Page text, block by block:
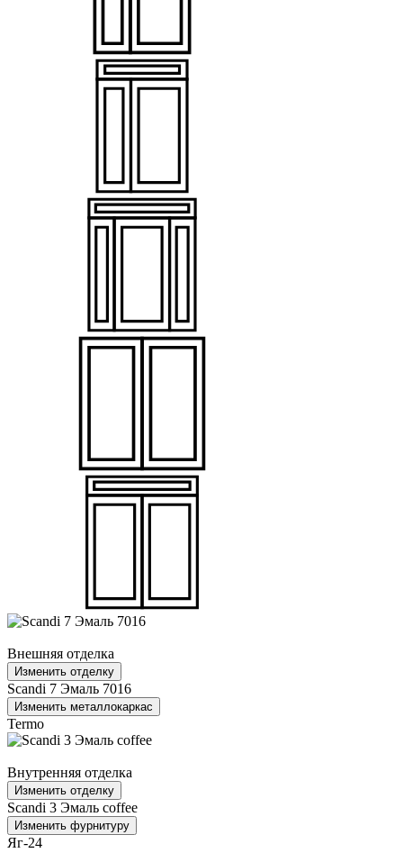
Внешняя отделка
Изменить отделку
Scandi 7 Эмаль 7016
Изменить металлокаркас
Termo
Внутренняя отделка
Изменить отделку
Scandi 3 Эмаль coffee
Изменить фурнитуру
Яг-24